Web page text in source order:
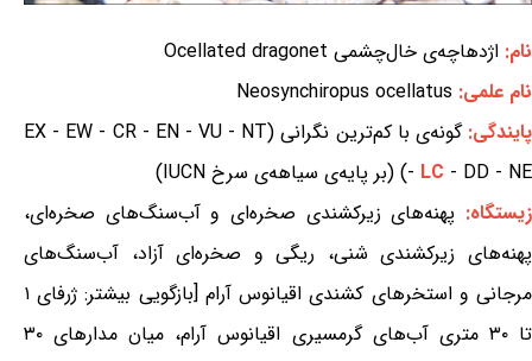
نام: اژدهاچه‌ی خال‌چشمی Ocellated dragonet
نام علمی: Neosynchiropus ocellatus
پایندگی:
گونه‌ی با کم‌ترین نگرانی (EX - EW - CR - EN - VU - NT
- LC - DD - NE) (بر پایه‌ی سیاهه‌ی سرخ IUCN)
زیستگاه: پهنه‌های زیرکشندی صخره‌ای و آب‌سنگ‌های صخره‌ای،
پهنه‌های زیرکشندی شنی، ریگی و صخره‌ای آزاد، آب‌سنگ‌های
مرجانی و استخرهای کشندی اقیانوس آرام [بازگویی بیشتر: ژرفای ۱
تا ۳۰ متری آب‌های گرمسیری اقیانوس آرام، میان مدارهای ۳۰